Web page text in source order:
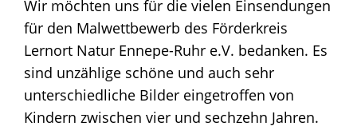
Wir möchten uns für die vielen Einsendungen
für den Malwettbewerb des Förderkreis
Lernort Natur Ennepe-Ruhr e.V. bedanken. Es
sind unzählige schöne und auch sehr
unterschiedliche Bilder eingetroffen von
Kindern zwischen vier und sechzehn Jahren.